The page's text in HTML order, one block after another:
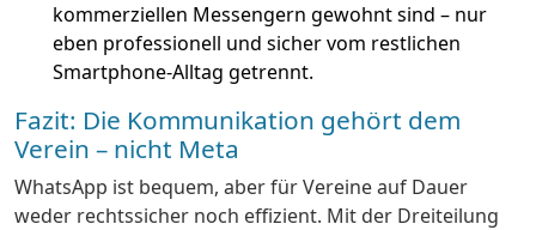
kommerziellen Messengern gewohnt sind – nur
eben professionell und sicher vom restlichen
Smartphone-Alltag getrennt.
Fazit: Die Kommunikation gehört dem
Verein – nicht Meta
WhatsApp ist bequem, aber für Vereine auf Dauer
weder rechtssicher noch effizient. Mit der Dreiteilung